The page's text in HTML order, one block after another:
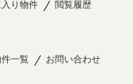
り物件 閲覧履歴
一覧 お問い合わせ